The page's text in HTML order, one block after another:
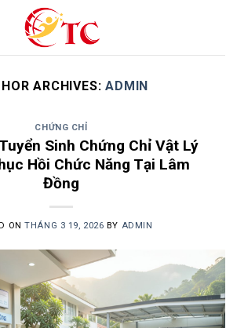
ARCHIVES:ADMIN
CHỨNG CHỈ
Sinh Chứng Chỉ Vật Lý
Hồi Chức Năng Tại Lâm
Đồng
ONTHÁNG 3 19, 2026 BY ADMIN